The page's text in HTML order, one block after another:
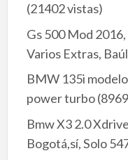
(21402 vistas)
Gs 500 Mod
Varios Extras, Baúl
BMW 135i
power turbo
Bmw X3 2.0
Bogotá,sí, Solo